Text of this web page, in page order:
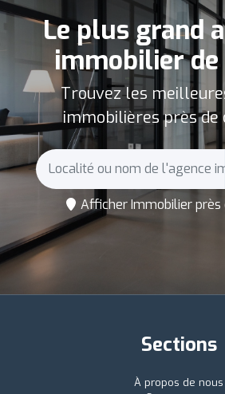
Le plus grand
immobilier de
Trouvez les
immobilières près de
Afficher Immobilier près
Sections
À propos de nous